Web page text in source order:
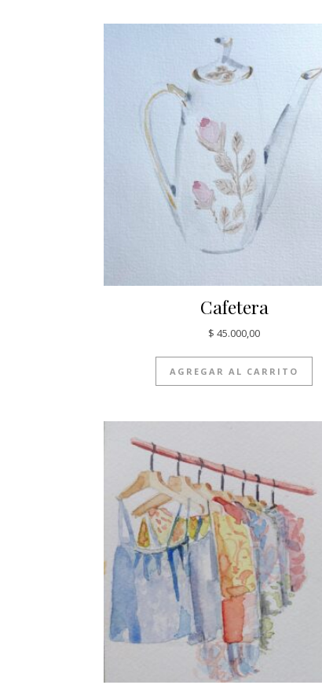
Cafetera
$ 45.000,00
AGREGAR AL CARRITO